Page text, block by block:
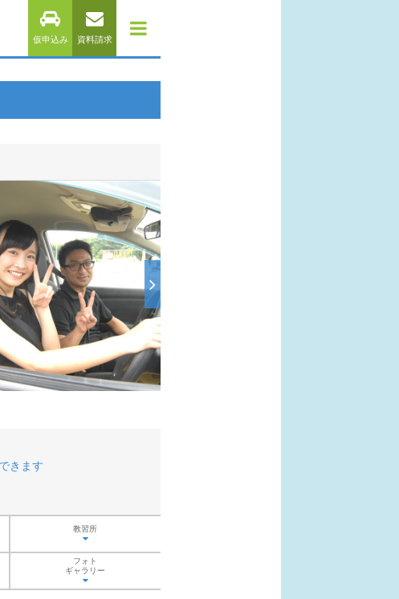
仮申込み 資料請求
きます
教習所
フォト
ギャラリー